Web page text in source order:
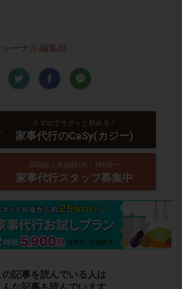
ャーナル編集部
スマホでサクッと頼める！
家事代行のCaSy(カジー)
高時給！未経験OK！1時間〜
家事代行スタッフ募集中
の記事を読んでいる人は